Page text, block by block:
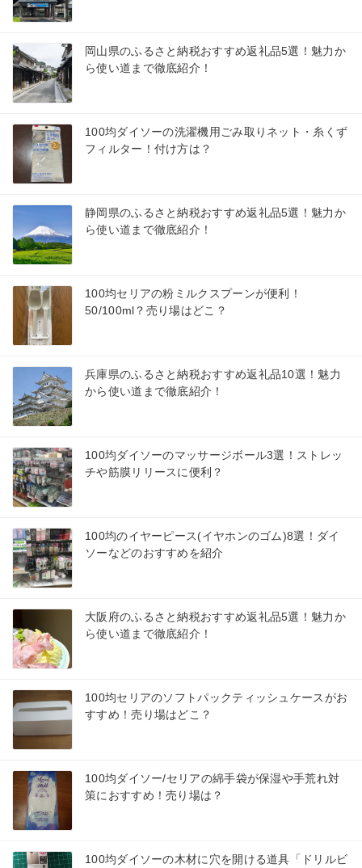
岡山県のふるさと納税おすすめ返礼品5選！魅力か
ら使い道まで徹底紹介！
100均ダイソーの洗濯機用ごみ取りネット・糸くず
フィルター！付け方は？
静岡県のふるさと納税おすすめ返礼品5選！魅力か
ら使い道まで徹底紹介！
100均セリアの粉ミルクスプーンが便利！
50/100ml？売り場はどこ？
兵庫県のふるさと納税おすすめ返礼品10選！魅力
から使い道まで徹底紹介！
100均ダイソーのマッサージボール3選！ストレッ
チや筋膜リリースに便利？
100均のイヤーピース(イヤホンのゴム)8選！ダイ
ソーなどのおすすめを紹介
大阪府のふるさと納税おすすめ返礼品5選！魅力か
ら使い道まで徹底紹介！
100均セリアのソフトパックティッシュケースがお
すすめ！売り場はどこ？
100均ダイソー/セリアの綿手袋が保湿や手荒れ対
策におすすめ！売り場は？
100均ダイソーの木材に穴を開ける道具「ドリルビ